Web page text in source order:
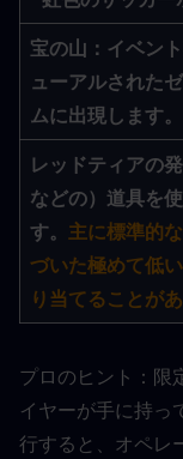
宝の山： イベン
ューアルされた
ムに出現します。
レッドティアの発
などの）道具を
す。 主に標準的
づいた極めて低
り当てることがあ
プロのヒント：限
イヤーが手に持っ
行すると、オペレ